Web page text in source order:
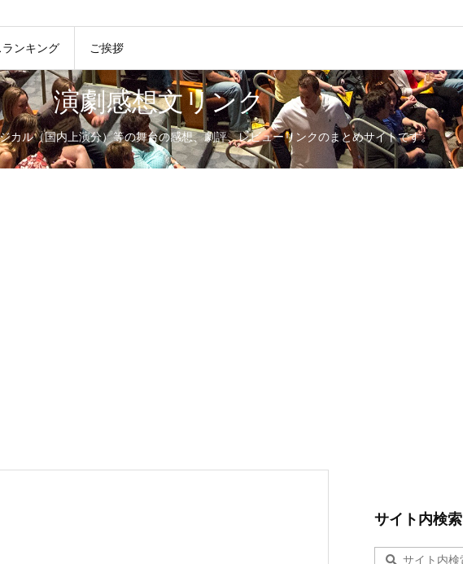
ンキング ご挨拶
演劇感想文リンク
カル（国内上演分）等の舞台の感想、劇評、レビューリンクのまとめサイトです。
サイト内検索